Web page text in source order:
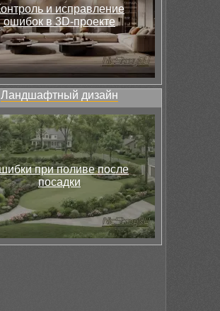
и исправление
ошибок в 3D-проекте
Ландшафтный дизайн
при поливе после
посадки